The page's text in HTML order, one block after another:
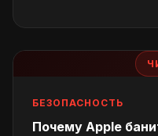
БЕЗОПАСНОСТЬ
Почему Apple